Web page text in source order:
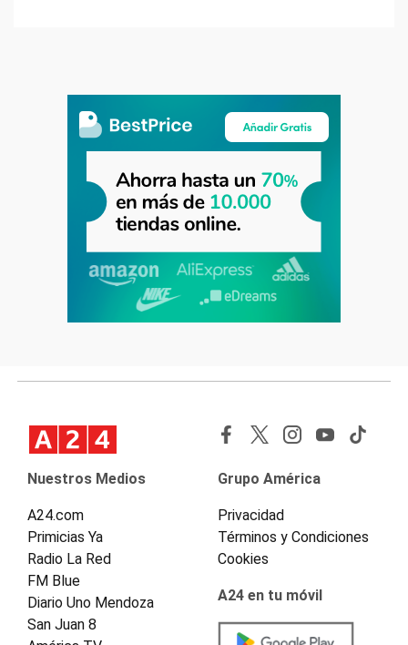
Nuestros Medios
A24.com
Primicias Ya
Radio La Red
FM Blue
Diario Uno Mendoza
San Juan 8
Grupo América
Privacidad
Términos y Condiciones
Cookies
A24 en tu móvil